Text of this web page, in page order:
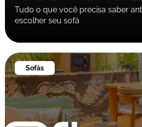
Tudo o que você precisa saber
escolher seu sofá
Sofás